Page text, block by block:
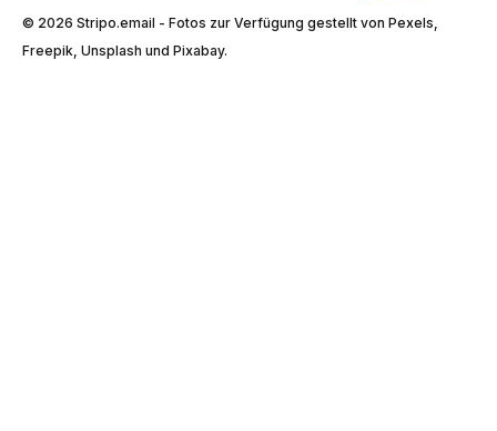
© 2026 Stripо.email - Fotos zur Verfügung gestellt von Pexels,
Freepik, Unsplash und Pixabay.